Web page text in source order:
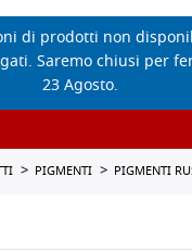
di prodotti non
Saremo chiusi per
23 Agosto.
PIGMENTI PIGMENTI